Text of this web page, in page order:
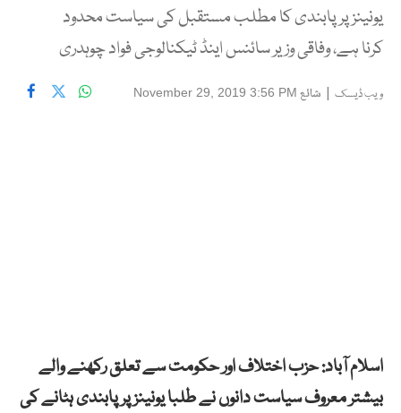
یونینز پر پابندی کا مطلب مستقبل کی سیاست محدود
کرنا ہے، وفاقی وزیر سائنس اینڈ ٹیکنالوجی فواد چوہدری
ویب ڈیسک | شائع November 29, 2019 3:56 PM
اسلام آباد: حزب اختلاف اور حکومت سے تعلق رکھنے والے
بیشتر معروف سیاست دانوں نے طلبا یونینز پر پابندی ہٹانے کی